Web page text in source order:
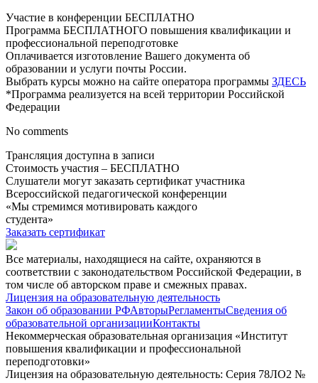
Участие в конференции БЕСПЛАТНО
Программа БЕСПЛАТНОГО повышения квалификации и
профессиональной переподготовке
Оплачивается изготовление Вашего документа об
образовании и услуги почты России.
Выбрать курсы можно на сайте оператора программы ЗДЕСЬ
*Программа реализуется на всей территории Российской
Федерации
No comments
Трансляция доступна в записи
Стоимость участия – БЕСПЛАТНО
Слушатели могут заказать сертификат участника
Всероссийской педагогической конференции
«Мы стремимся мотивировать каждого
студента»
Заказать сертификат
Все материалы, находящиеся на сайте, охраняются в
соответствии с законодательством Российской Федерации, в
том числе об авторском праве и смежных правах.
Лицензия на образовательную деятельность
Закон об образовании РФАвторыРегламентыСведения об
образовательной организацииКонтакты
Некоммерческая образовательная организация «Институт
повышения квалификации и профессиональной
переподготовки»
Лицензия на образовательную деятельность: Серия 78ЛО2 №